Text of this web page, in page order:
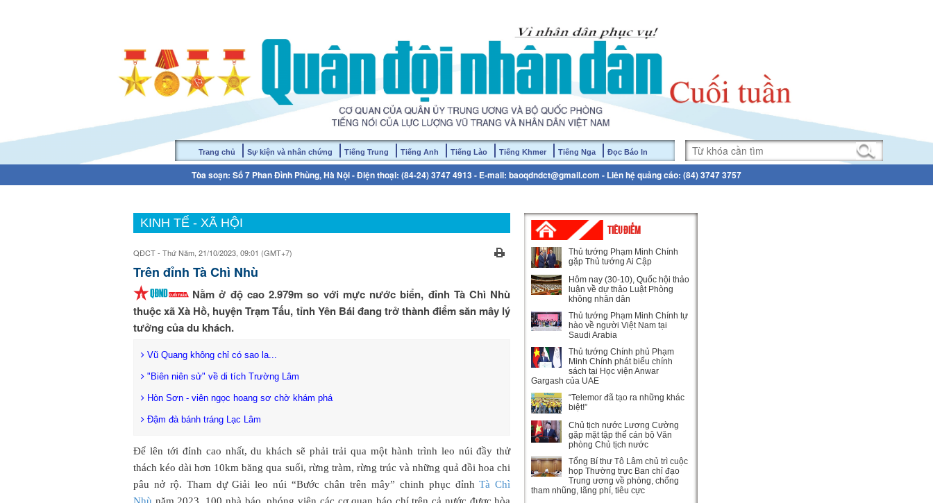
Trang chủ Sự kiện và nhân chứng Tiếng Trung Tiếng Anh Tiếng Lào Tiếng Khmer Tiếng Nga Đọc Báo In
Tòa soạn: Số 7 Phan Đình Phùng, Hà Nội - Điện thoại: (84-24) 3747 4913 - E-mail: baoqdndct@gmail.com - Liên hệ quảng cáo: (84) 3747 3757
KINH TẾ - XÃ HỘI
QĐCT - Thứ Năm, 21/10/2023, 09:01 (GMT+7)
Trên đỉnh Tà Chì Nhù
Nằm ở độ cao 2.979m so với mực nước biển, đỉnh Tà Chì Nhù
thuộc xã Xà Hồ, huyện Trạm Tấu, tỉnh Yên Bái đang trở thành điểm săn mây lý
tưởng của du khách.
Vũ Quang không chỉ có sao la...
"Biên niên sử" về di tích Trường Lâm
Hòn Sơn - viên ngọc hoang sơ chờ khám phá
Đậm đà bánh tráng Lạc Lâm
Để lên tới đỉnh cao nhất, du khách sẽ phải trải qua một hành trình leo núi đầy thử
thách kéo dài hơn 10km băng qua suối, rừng tràm, rừng trúc và những quả đồi hoa chi
pâu nở rộ. Tham dự Giải leo núi “Bước chân trên mây” chinh phục đỉnhTà Chì
TIÊU ĐIỂM
Thủ tướng Phạm Minh Chính
gặp Thủ tướng Ai Cập
Hôm nay (30-10), Quốc hội thảo
luận về dự thảo Luật Phòng
không nhân dân
Thủ tướng Phạm Minh Chính tự
hào về người Việt Nam tại
Saudi Arabia
Thủ tướng Chính phủ Phạm
Minh Chính phát biểu chính
sách tại Học viện Anwar
Gargash của UAE
“Telemor đã tạo ra những khác
biệt!”
Chủ tịch nước Lương Cường
gặp mặt tập thể cán bộ Văn
phòng Chủ tịch nước
Tổng Bí thư Tô Lâm chủ trì cuộc
họp Thường trực Ban chỉ đạo
Trung ương về phòng, chống
tham nhũng, lãng phí, tiêu cực